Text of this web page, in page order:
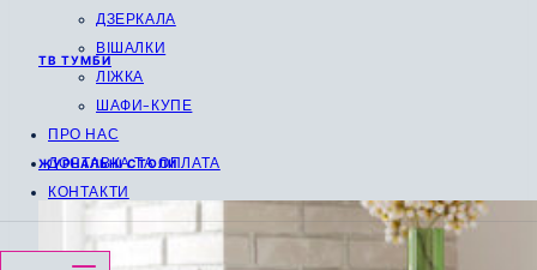
ДЗЕРКАЛА
ВІШАЛКИ
ЛІЖКА
ШАФИ-КУПЕ
ПРО НАС
ДОСТАВКА ТА ОПЛАТА
КОНТАКТИ
ТВ ТУМБИ
ЖУРНАЛЬНІ СТОЛИ